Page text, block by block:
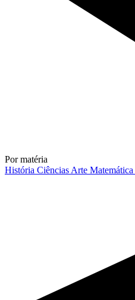
Por matéria
História Ciências Arte Matemática